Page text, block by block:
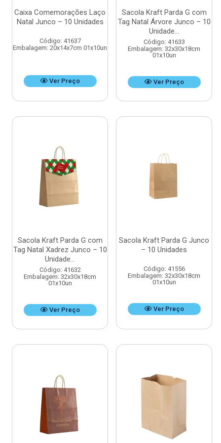
Caixa Comemorações Laço
Natal Junco – 10 Unidades
Código: 41637
Embalagem: 20x14x7cm 01x10un
Ver Preço
Sacola Kraft Parda G com
Tag Natal Árvore Junco – 10
Unidade...
Código: 41633
Embalagem: 32x30x18cm
01x10un
Ver Preço
Sacola Kraft Parda G com
Tag Natal Xadrez Junco – 10
Unidade...
Código: 41632
Embalagem: 32x30x18cm
01x10un
Ver Preço
Sacola Kraft Parda G Junco
– 10 Unidades
Código: 41556
Embalagem: 32x30x18cm
01x10un
Ver Preço